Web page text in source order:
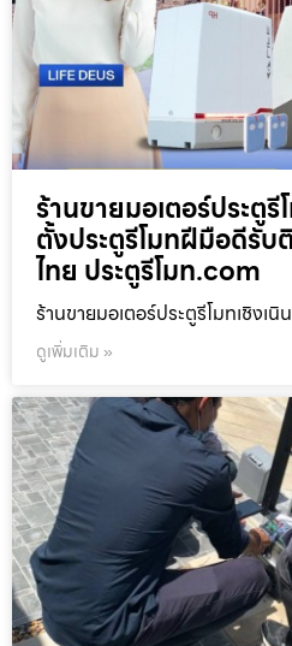
ร้านขายมอเตอร์ประตูรี
ตั้งประตูรีโมทฝีมือดีรับ
ไทย ประตูรีโมท.com
ร้านขายมอเตอร์ประตูรีโมทเชิงเนิ
ดูเพิ่มเติม »